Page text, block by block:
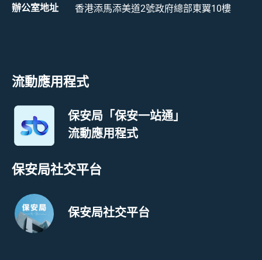
辦公室地址 香港添馬添美道2號政府總部東翼10樓
流動應用程式
保安局「保安一站通」
流動應用程式
保安局社交平台
保安局社交平台